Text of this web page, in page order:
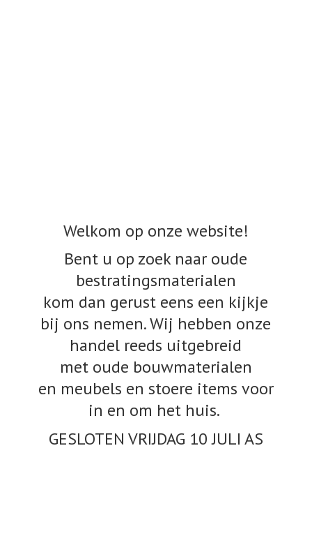
Welkom op onze website!
Bent u op zoek naar oude
bestratingsmaterialen
kom dan gerust eens een kijkje
bij ons nemen. Wij hebben onze
handel reeds uitgebreid
met oude bouwmaterialen
en meubels en stoere items voor
in en om het huis.
GESLOTEN VRIJDAG 10JULI AS